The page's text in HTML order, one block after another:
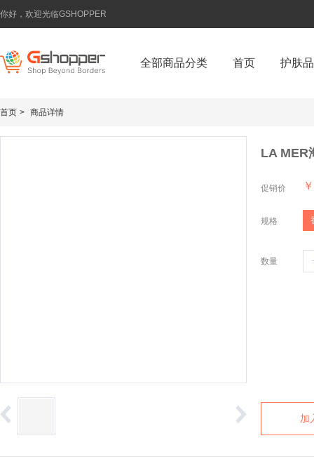
你好，欢迎光临GSHOPPER
全部商品分类 首页 护肤品
首页 > 商品详情
LA MER
促销价 ￥
规格
数量
加